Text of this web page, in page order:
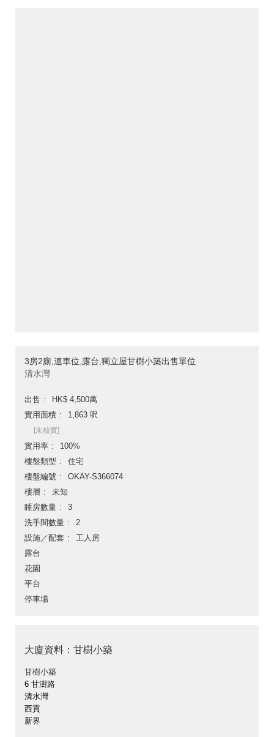
3房2廁,連車位,露台,獨立屋甘樹小築出售單位
清水灣
出售
HK$ 4,500萬
實用面積
1,863 呎
[未核實]
實用率
100%
樓盤類型
住宅
樓盤編號
OKAY-S366074
樓層
未知
睡房數量
3
洗手間數量
2
設施／配套
工人房
露台
花園
平台
停車場
大廈資料：甘樹小築
甘樹小築
6 甘澍路
清水灣
西貢
新界